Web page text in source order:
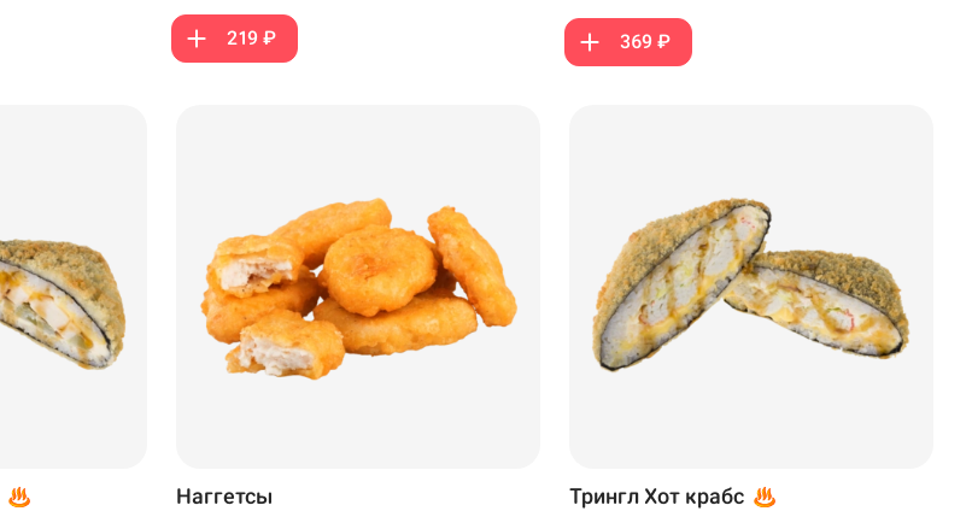
219 ₽ 369 ₽
Наггетсы Трингл Хот крабс